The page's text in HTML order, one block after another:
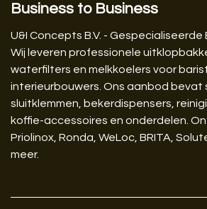
Business to Business
U&I Concepts B.V. - Gespecialiseerde
Wij leveren professionele
waterfilters en melkkoelers voor
interieurbouwers. Ons aanbod bevat
sluitklemmen, bekerdispensers,
koffie-accessoires en onderdelen.
Priolinox, Ronda, WeLoc, BRITA,
meer.